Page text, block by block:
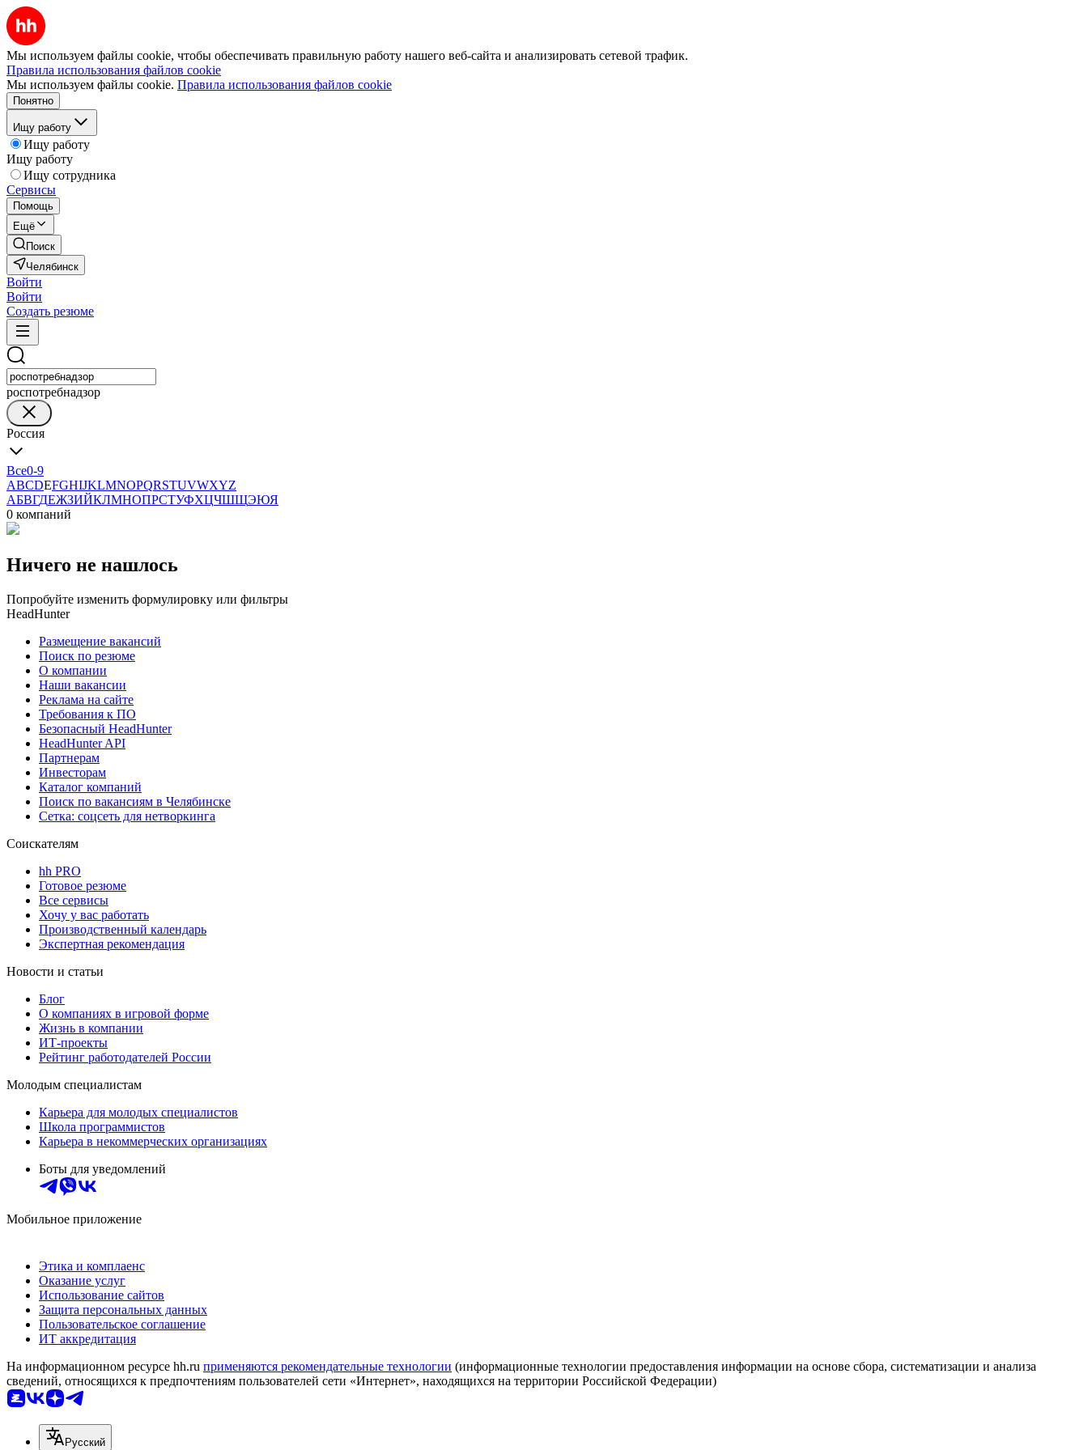
Мы используем файлы cookie, чтобы обеспечивать правильную работу нашего веб-сайта и анализировать сетевой трафик.
Правила использования файлов cookie
Мы используем файлы cookie. Правила использования файлов cookie
Понятно
Ищу работу
Ищу работу
Ищу работу
Ищу сотрудника
Сервисы
Помощь
Ещё
Поиск
Челябинск
Войти
Войти
Создать резюме
роспотребнадзор
Россия
Все0-9
ABCDEFGHIJKLMNOPQRSTUVWXYZ
АБВГДЕЖЗИЙКЛМНОПРСТУФХЦЧШЩЭЮЯ
0 компаний
Ничего не нашлось
Попробуйте изменить формулировку или фильтры
HeadHunter
Размещение вакансий
Поиск по резюме
О компании
Наши вакансии
Реклама на сайте
Требования к ПО
Безопасный HeadHunter
HeadHunter API
Партнерам
Инвесторам
Каталог компаний
Поиск по вакансиям в Челябинске
Сетка: соцсеть для нетворкинга
Соискателям
hh PRO
Готовое резюме
Все сервисы
Хочу у вас работать
Производственный календарь
Экспертная рекомендация
Новости и статьи
Блог
О компаниях в игровой форме
Жизнь в компании
ИТ-проекты
Рейтинг работодателей России
Молодым специалистам
Карьера для молодых специалистов
Школа программистов
Карьера в некоммерческих организациях
Боты для уведомлений
Мобильное приложение
Этика и комплаенс
Оказание услуг
Использование сайтов
Защита персональных данных
Пользовательское соглашение
ИТ аккредитация
На информационном ресурсе hh.ru применяются рекомендательные технологии (информационные технологии предоставления информации на основе сбора, систематизации и анализа
сведений, относящихся к предпочтениям пользователей сети «Интернет», находящихся на территории Российской Федерации)
Русский